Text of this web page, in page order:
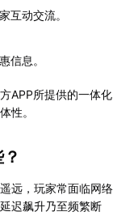
互动交流。
信息。
APP所提供的一体化
性。
远，玩家常面临网络
迟飙升乃至频繁断